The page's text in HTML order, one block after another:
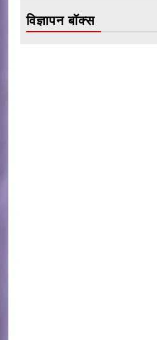
विज्ञापन बॉक्स